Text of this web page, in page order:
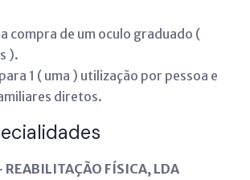
compra de um oculo graduado (
).
1 ( uma ) utilização por pessoa e
diretos.
REABILITAÇÃO FÍSICA, LDA